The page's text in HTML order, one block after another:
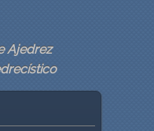
Ajedrez